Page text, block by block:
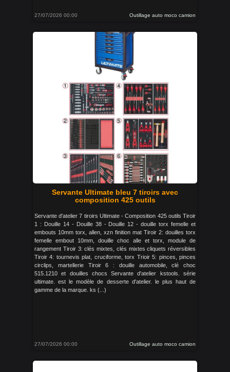
27/07/2026 00:00 Outillage auto moco camion
Servante Ultimate bleu 7 tiroirs avec
composition 425 outils
Servante d'atelier 7 tiroirs Ultimate - Composition 425 outils Tiroir
1 : Douille 14 - Douille 38 - Douille 12 - douille torx femelle et
embouts 10mm torx, allen, xzn finition mat Tiroir 2: douilles torx
femelle embout 10mm, douille choc alle et torx, module de
rangement Tiroir 3: clés mixtes, clés mixtes cliquets réversibles
Tiroir 4: tournevis plat, cruciforme, torx Trioir 5: pinces, pinces
circlips, martellerie Tiroir 6 : douille automobile, clé choc
515.1210 et douilles chocs Servante d'atelier kstools. série
ultimate. est le modèle de desserte d'atelier. le plus haut de
gamme de la marque. ks (...)
27/07/2026 00:00 Outillage auto moco camion